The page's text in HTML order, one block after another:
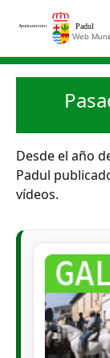
Saltar al
Desde el año
Padul
vídeos.